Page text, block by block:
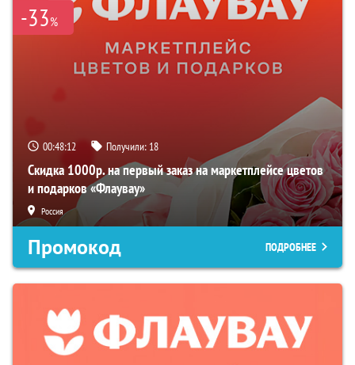
-33%
00:48:11 Получили: 18
Скидка 1000р. на первый заказ на маркетплейсе цветов
и подарков «Флаувау»
Россия
Промокод ПОДРОБНЕЕ